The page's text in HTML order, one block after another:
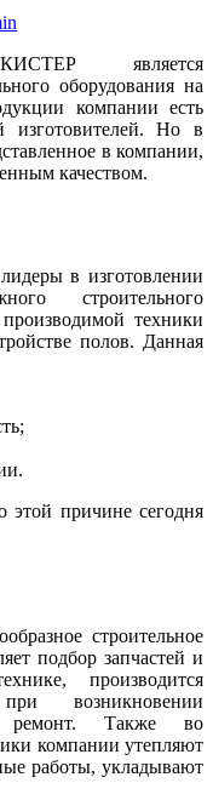
является
оборудования на
компании есть
изготовителей. Но в
в компании,
качеством.
в изготовлении
строительного
техники
полов. Данная
причине сегодня
строительное
подбор запчастей и
производится
возникновении
ремонт. Также во
компании утепляют
работы, укладывают